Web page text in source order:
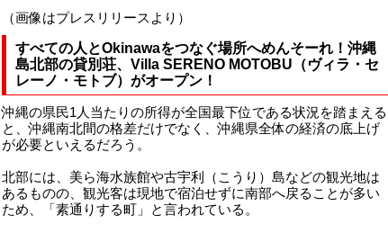
（画像はプレスリリースより）
すべての人とOkinawaをつなぐ場所へめんそーれ！沖縄
島北部の貸別荘、Villa SERENO MOTOBU（ヴィラ・セ
レーノ・モトブ）がオープン！
沖縄の県民1人当たりの所得が全国最下位である状況を踏まえる
と、沖縄南北間の格差だけでなく、沖縄県全体の経済の底上げ
が必要といえるだろう。
北部には、美ら海水族館や古宇利（こうり）島などの観光地は
あるものの、観光客は現地で宿泊せずに南部へ戻ることが多い
ため、「素通りする町」と言われている。